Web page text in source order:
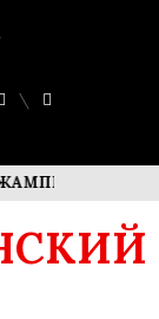
«МЫ